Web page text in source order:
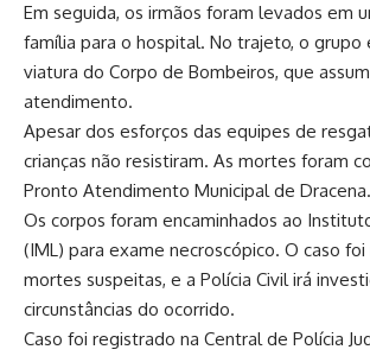
Em seguida, os irmãos foram levados em
família para o hospital. No trajeto, o grupo
viatura do Corpo de Bombeiros, que
atendimento.
Apesar dos esforços das equipes de
crianças não resistiram. As mortes foram
Pronto Atendimento Municipal de Dracena.
Os corpos foram encaminhados ao
(IML) para exame necroscópico. O caso
mortes suspeitas, e a Polícia Civil irá
circunstâncias do ocorrido.
Caso foi registrado na Central de Polícia